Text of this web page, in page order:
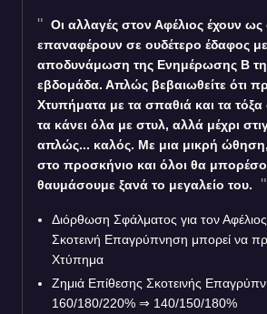
Οι αλλαγές στον Αφέλιος έχουν
επαναφέρουν σε ουδέτερο έδαφος
αποδυνάμωση της Ενημέρωσης B
εβδομάδα. Απλώς βεβαιωθείτε ότι
Χτυπήματα με τα σπαθιά και τα τόξα
τα κάνει όλα με στυλ, αλλά μέχρι
απλώς... καλός. Με μια μικρή
στο προσκήνιο και όλοι θα
θαυμάσουμε ξανά το μεγαλείο του.
Διόρθωση Σφάλματος για τον
Σκοτεινή Επαγρύπνηση μπορεί να
Χτύπημα
Ζημιά Επίθεσης Σκοτεινής
160/180/220% ⇒ 140/150/180%